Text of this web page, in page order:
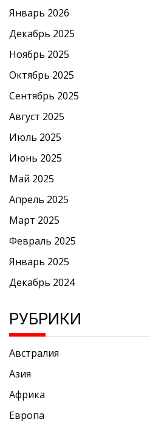
Январь 2026
Декабрь 2025
Ноябрь 2025
Октябрь 2025
Сентябрь 2025
Август 2025
Июль 2025
Июнь 2025
Май 2025
Апрель 2025
Март 2025
Февраль 2025
Январь 2025
Декабрь 2024
РУБРИКИ
Австралия
Азия
Африка
Европа